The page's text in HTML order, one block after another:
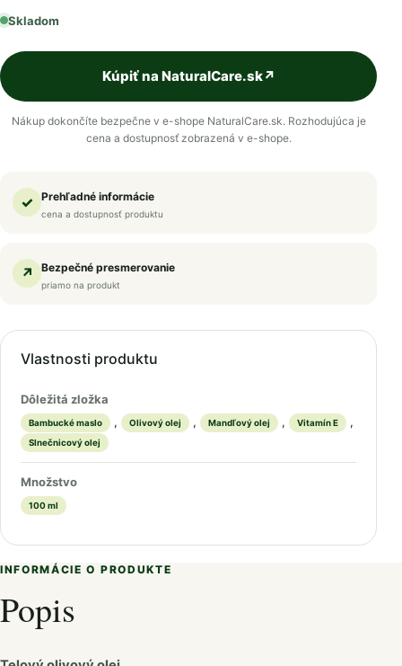
Skladom
Kúpiť na NaturalCare.sk↗
Nákup dokončíte bezpečne v e-shope NaturalCare.sk. Rozhodujúca je
cena a dostupnosť zobrazená v e-shope.
✓ Prehľadné informácie
cena a dostupnosť produktu
↗ Bezpečné presmerovanie
priamo na produkt
Vlastnosti produktu
Dôležitá zložka
Bambucké maslo , Olivový olej , Mandľový olej , Vitamín E ,
Slnečnicový olej
Množstvo
100 ml
INFORMÁCIE O PRODUKTE
Popis